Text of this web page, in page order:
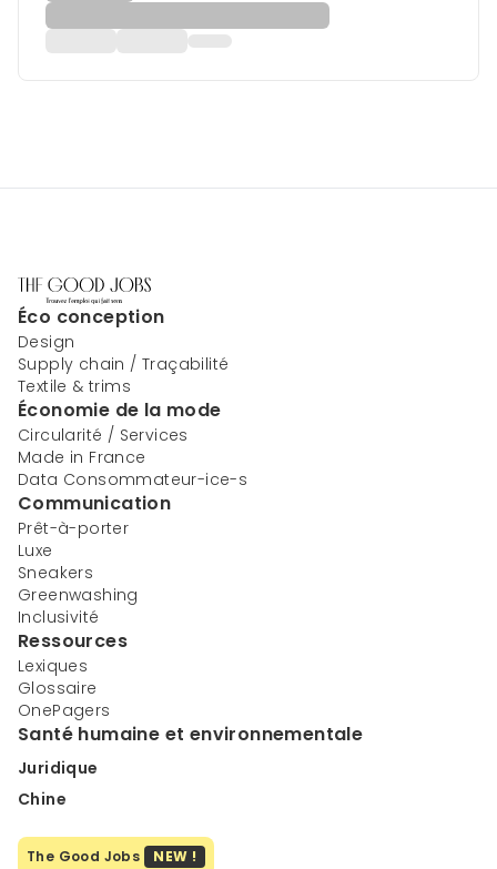
Éco conception
Design
Supply chain / Traçabilité
Textile & trims
Économie de la mode
Circularité / Services
Made in France
Data Consommateur-ice-s
Communication
Prêt-à-porter
Luxe
Sneakers
Greenwashing
Inclusivité
Ressources
Lexiques
Glossaire
OnePagers
Santé humaine et environnementale
Juridique
Chine
The Good Jobs NEW !